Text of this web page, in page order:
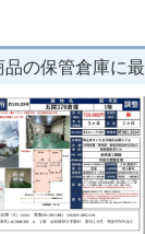
の保管倉庫に